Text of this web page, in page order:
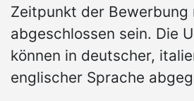
Zeitpunkt der Bewerbung
abgeschlossen sein. Die
können in deutscher,
englischer Sprache